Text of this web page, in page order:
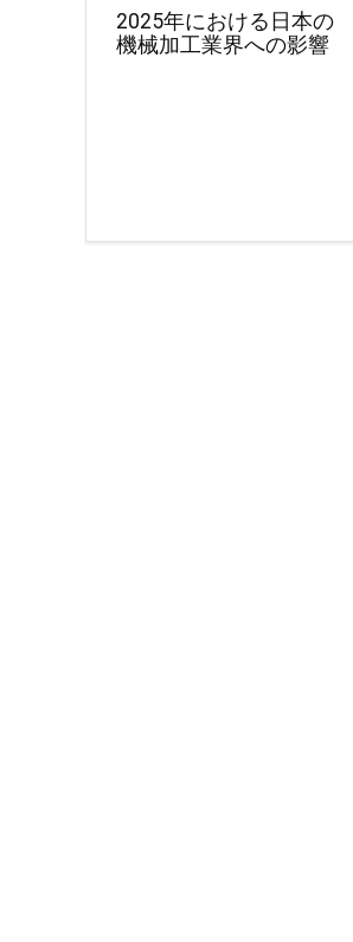
2025年における日本の
機械加工業界への影響